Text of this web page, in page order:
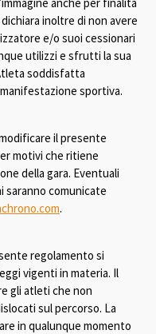
inoltre di non avere
e/o suoi cessionari
utilizzi e sfrutti la sua
soddisfatta
sportiva.
il presente
motivi che ritiene
della gara. Eventuali
saranno comunicate
.
regolamento si
vigenti in materia. Il
gli atleti che non
sul percorso. La
in qualunque momento